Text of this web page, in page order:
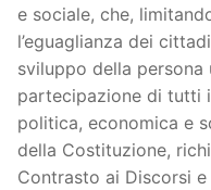
e sociale, che,
l’eguaglianza dei
sviluppo della persona
partecipazione di tutti
politica, economica e
della Costituzione,
Contrasto ai Discorsi e